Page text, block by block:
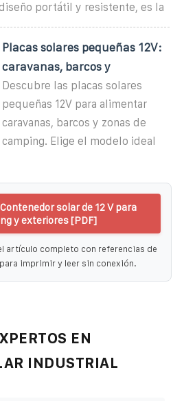
portátil y resistente, es la
Placas solares pequeñas 12V:
caravanas, barcos y
Descubre las placas solares
pequeñas 12V para alimentar
caravanas, barcos y zonas de
camping. Elige el modelo ideal
solar de 12 V para
y exteriores [PDF]
artículo completo con referencias de
imprimir y leer sin conexión.
EN
INDUSTRIAL